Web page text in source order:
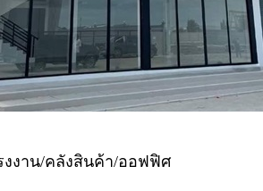
งงาน/คลังสินค้า/ออฟฟิศ